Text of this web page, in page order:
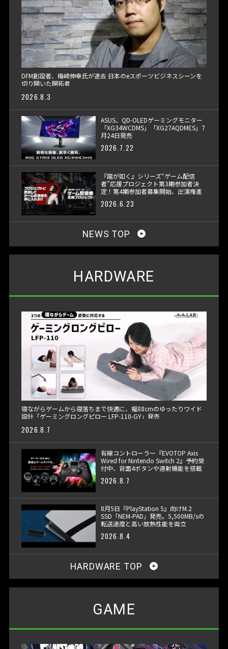
DFM創設者、梅崎伸幸氏が逝去 日本のeスポーツビジネスシーンを
切り開いた開拓者
2026.8.3
ASUS、QD-OLEDゲーミングモニター
「XG34WCDMS」「XG27AQDMES」7
月24日発売
2026.7.22
『龍が如く』シリーズ“ゲーム配信
者”応援プロジェクト第3期参加者決
定！第4期参加者募集開始、出演権進
2026.6.23
NEWS TOP
HARDWARE
寝ながらゲームから寝落ちまで快適に、幅88cmのゆったりワイド
設計「ゲーミングロングピロー LFP-110-GY」発売
2026.8.7
有線コントローラー『EVOTOP Axis
Wired for Nintendo Switch 2』予約受
付中、背面4ボタンや連射機能を搭載
2026.8.7
8月5日『PlayStation 5』向けM.2
SSD「NEM-PAD」発売。5,500MB/sの
転送速度と高い放熱性能を両立
2026.8.4
HARDWARE TOP
GAME